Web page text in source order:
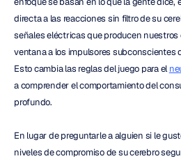
directa a las reacciones sin filtro de su
señales eléctricas que producen nuestros
ventana a los impulsores subconscientes
Esto cambia las reglas del juego para el
a comprender el comportamiento del
profundo.
En lugar de preguntarle a alguien si le
niveles de compromiso de su cerebro